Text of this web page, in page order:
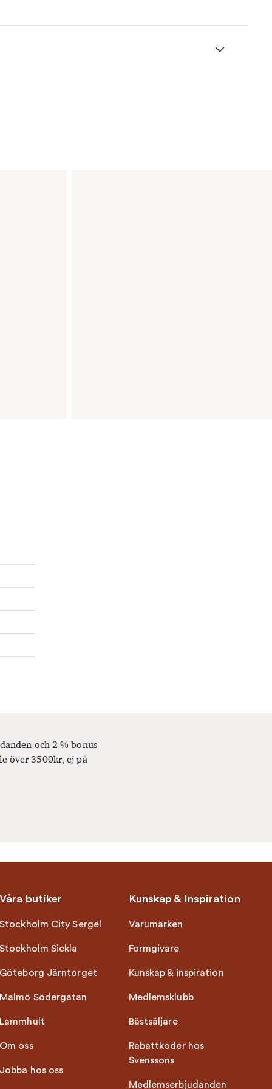
och 2 % bonus
över 3500kr, ej på
Våra butiker
Stockholm City Sergel
Stockholm Sickla
Göteborg Järntorget
Malmö Södergatan
Lammhult
Om oss
Jobba hos oss
Kunskap & Inspiration
Varumärken
Formgivare
Kunskap & inspiration
Medlemsklubb
Bästsäljare
Rabattkoder hos
Svenssons
Medlemserbjudanden